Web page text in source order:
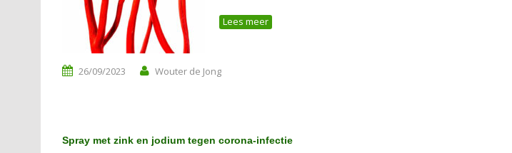
Lees meer
26/09/2023 Wouter de Jong
Spray met zink en jodium tegen corona-infectie